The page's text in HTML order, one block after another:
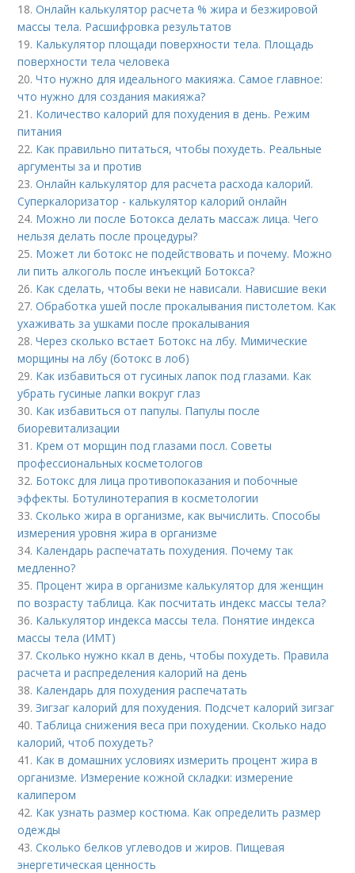
18.Онлайн калькулятор расчета % жира и безжировой
массы тела. Расшифровка результатов
19. Калькулятор площади поверхности тела. Площадь
поверхности тела человека
20.Что нужно для идеального макияжа. Самое главное:
что нужно для создания макияжа?
21. Количество калорий для похудения в день. Режим
питания
22. Как правильно питаться, чтобы похудеть. Реальные
аргументы за и против
23.Онлайн калькулятор для расчета расхода калорий.
Суперкалоризатор - калькулятор калорий онлайн
24. Можно ли после Ботокса делать массаж лица. Чего
нельзя делать после процедуры?
25. Может ли ботокс не подействовать и почему. Можно
ли пить алкоголь после инъекций Ботокса?
26. Как сделать, чтобы веки не нависали. Нависшие веки
27.Обработка ушей после прокалывания пистолетом. Как
ухаживать за ушками после прокалывания
28.Через сколько встает Ботокс на лбу. Мимические
морщины на лбу (ботокс в лоб)
29. Как избавиться от гусиных лапок под глазами. Как
убрать гусиные лапки вокруг глаз
30. Как избавиться от папулы. Папулы после
биоревитализации
31. Крем от морщин под глазами посл. Советы
профессиональных косметологов
32. Ботокс для лица противопоказания и побочные
эффекты. Ботулинотерапия в косметологии
33.Сколько жира в организме, как вычислить. Способы
измерения уровня жира в организме
34. Календарь распечатать похудения. Почему так
медленно?
35. Процент жира в организме калькулятор для женщин
по возрасту таблица. Как посчитать индекс массы тела?
36. Калькулятор индекса массы тела. Понятие индекса
массы тела (ИМТ)
37.Сколько нужно ккал в день, чтобы похудеть. Правила
расчета и распределения калорий на день
38. Календарь для похудения распечатать
39.Зигзаг калорий для похудения. Подсчет калорий зигзаг
40. Таблица снижения веса при похудении. Сколько надо
калорий, чтоб похудеть?
41. Как в домашних условиях измерить процент жира в
организме. Измерение кожной складки: измерение
калипером
42. Как узнать размер костюма. Как определить размер
одежды
43.Сколько белков углеводов и жиров. Пищевая
энергетическая ценность